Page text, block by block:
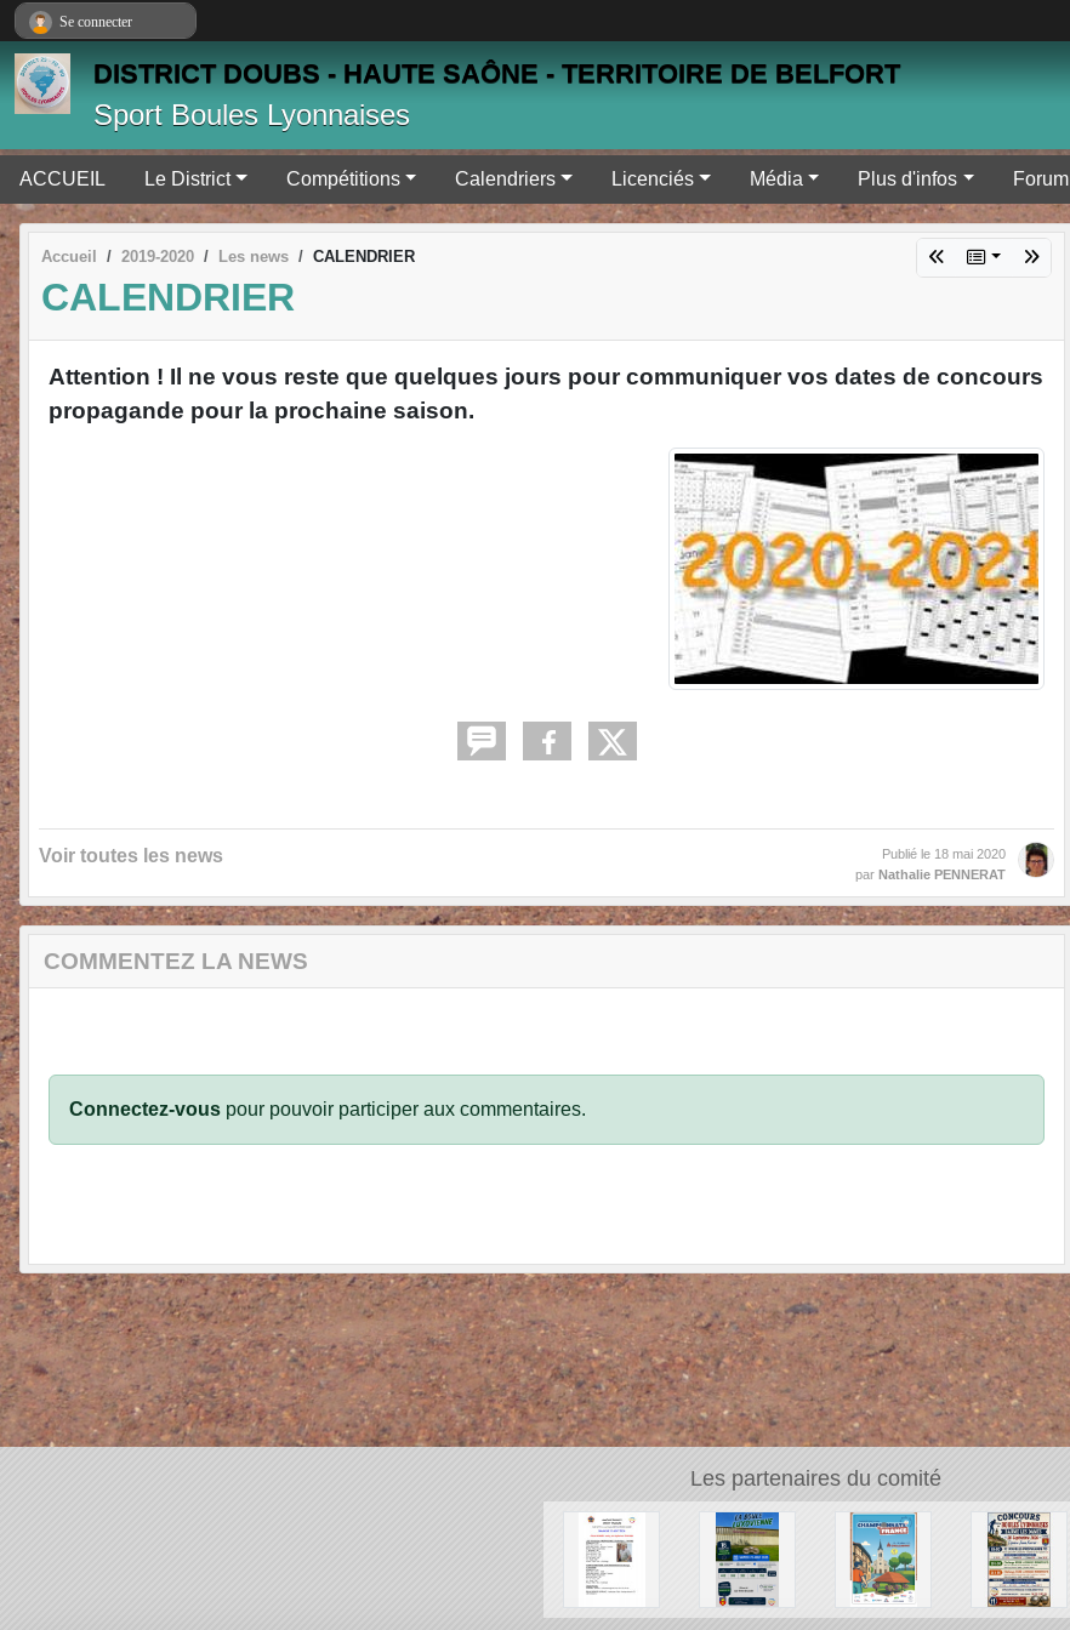
DISTRICT DOUBS - HAUTE SAÔNE - TERRITOIRE DE BELFORT
Sport Boules Lyonnaises
ACCUEIL Le District Compétitions Calendriers Licenciés Média Plus d'infos Forum
Accueil 2019-2020 Les news CALENDRIER
CALENDRIER
Attention ! Il ne vous reste que quelques jours pour communiquer vos dates de concours
propagande pour la prochaine saison.
Voir toutes les news Publié le 18 mai 2020
parNathalie PENNERAT
COMMENTEZ LA NEWS
Connectez-vous pour pouvoir participer aux commentaires.
Les partenaires du comité
Se connecter
Panneau de gestion des cookies